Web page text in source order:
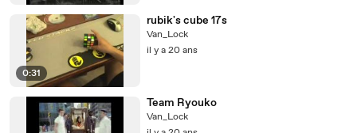
0:31
rubik's cube 17s
Van_Lock
il y a 20 ans
Team Ryouko
Van_Lock